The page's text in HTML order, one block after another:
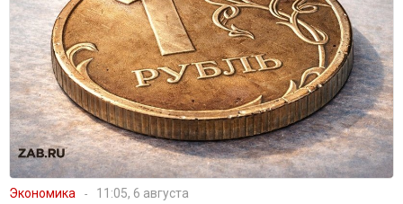
Экономика 11:05, 6 августа